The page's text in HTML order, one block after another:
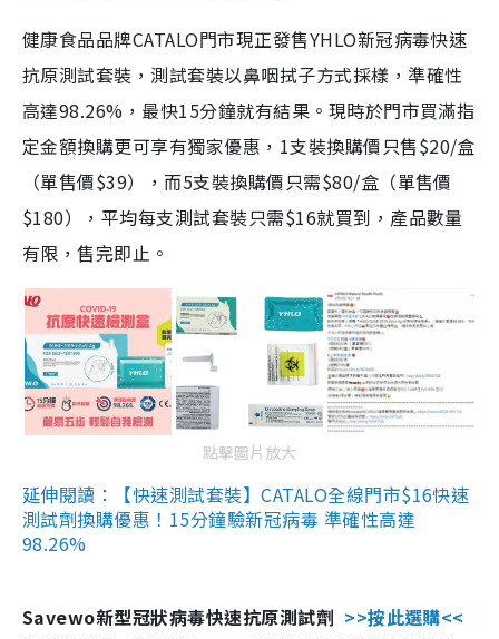
健康食品品牌CATALO門市現正發售YHLO新冠病毒快速
抗原測試套裝，測試套裝以鼻咽拭子方式採樣，準確性
高達98.26%，最快15分鐘就有結果。現時於門市買滿指
定金額換購更可享有獨家優惠，1支裝換購價只售$20/盒
（單售價$39），而5支裝換購價只需$80/盒（單售價
$180），平均每支測試套裝只需$16就買到，產品數量
有限，售完即止。
點擊圖片放大
延伸閱讀：【快速測試套裝】CATALO全線門市$16快速
測試劑換購優惠！15分鐘驗新冠病毒 準確性高達
98.26%
Savewo新型冠狀病毒快速抗原測試劑 >>按此選購<<